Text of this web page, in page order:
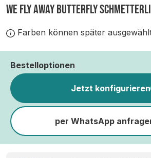
WE FLY AWAY BUTTERFLY
Farben können später
Bestelloptionen
Jetzt konfigurieren
per WhatsApp